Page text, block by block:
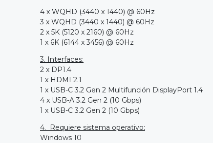
4 x WQHD (3440 x 1440) @ 60Hz
3 x WQHD (3440 x 1440) @ 60Hz
2 x 5K (5120 x 2160) @ 60Hz
1 x 6K (6144 x 3456) @ 60Hz
3. Interfaces:
2 x DP1.4
1 x HDMI 2.1
1 x USB-C 3.2 Gen 2 Multifunción DisplayPort 1.4
4 x USB-A 3.2 Gen 2 (10 Gbps)
1 x USB-C 3.2 Gen 2 (10 Gbps)
4. Requiere sistema operativo:
Windows 10